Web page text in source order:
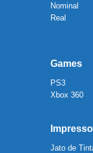
Nominal
Real
Games
PS3
Xbox 360
Jato de